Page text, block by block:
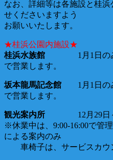
なお、詳細等は各施設と桂
せくださいますよう
お願いいたします。
★桂浜公園内施設★
桂浜水族館
1月1日の
で営業します。
坂本龍馬記念館 1月1日のみ
で営業します。
観光案内所 12月29日～
※休業中は、9:00-16:00で管
による案内のみ
車椅子は、サービスカウ